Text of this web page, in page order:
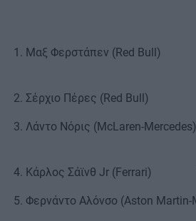
1. Μαξ Φερστάπεν (Red
2. Σέρχιο Πέρες (Red Bull)
3. Λάντο Νόρις (McLaren-
4. Κάρλος Σάϊνθ Jr (Ferrari)
5. Φερνάντο Αλόνσο (Aston